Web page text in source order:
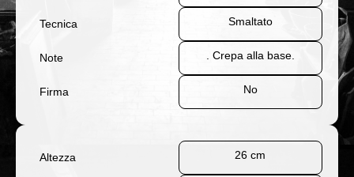
Tecnica Smaltato
Note . Crepa alla base.
Firma No
Altezza 26 cm